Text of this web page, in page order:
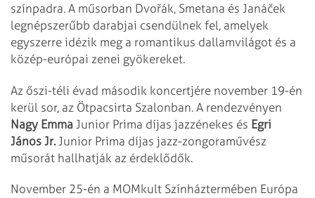
színpadra. A műsorban Dvořák, Smetana és Janáček
legnépszerűbb darabjai csendülnek fel, amelyek
egyszerre idézik meg a romantikus dallamvilágot és a
közép-európai zenei gyökereket.
Az őszi-téli évad második koncertjére november 19-én
kerül sor, az Ötpacsirta Szalonban. A rendezvényen
Nagy Emma Junior Prima díjas jazzénekes és Egri
János Jr.Junior Prima díjas jazz-zongoraművész
műsorát hallhatják az érdeklődők.
November 25-én a MOMkult Színháztermében Európa